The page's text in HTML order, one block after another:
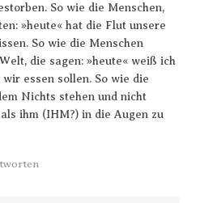
So wie die Menschen,
»heute« hat die Flut unsere
So wie die Menschen
die sagen: »heute« weiß ich
essen sollen. So wie die
Nichts stehen und nicht
ihm (IHM?) in die Augen zu